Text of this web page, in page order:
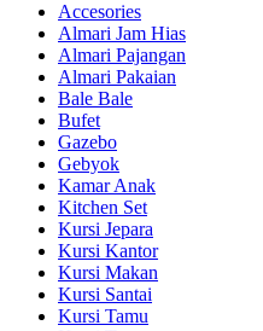
Accesories
Almari Jam Hias
Almari Pajangan
Almari Pakaian
Bale Bale
Bufet
Gazebo
Gebyok
Kamar Anak
Kitchen Set
Kursi Jepara
Kursi Kantor
Kursi Makan
Kursi Santai
Kursi Tamu